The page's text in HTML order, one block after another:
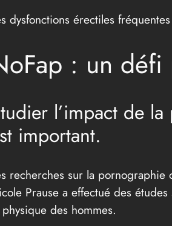
dysfonctions érectiles
: un défi
l’impact de
important.
recherches sur la pornographie
Prause a effectué des
des hommes.